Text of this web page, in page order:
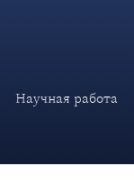
Научная работа